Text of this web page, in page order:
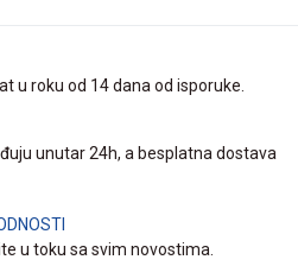
u roku od 14 dana od isporuke.
unutar 24h, a besplatna dostava
u toku sa svim novostima.